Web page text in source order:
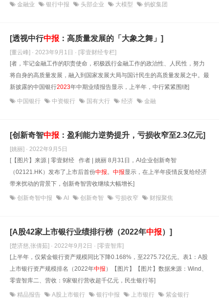
金融业 银行中报 头部企业 大模型 蚂蚁集团
[透视中行中报 ：高质量发展的「大象之舞」]
[董云峰] · 2023年9月1日 · [零壹财经专栏]
[者，牢记金融工作的职责使命，积极践行金融工作的政治性、人民性，努力
将自身的高质量发展，融入到国家发展大局与国计民生的高质量发展之中。最
新披露的中国银行2023年中期业绩报告显示，上半年，中行紧紧围绕]
中国银行 中资银行 国有大行 经济 金融
[创新奇智中报 ：盈利能力逆势提升，亏损收窄至2.3亿元]
[姚丽] · 2022年9月5日
[【图片】来源 | 零壹财经 作者 | 姚丽 8月31日，AI企业创新奇智
（02121.HK）发布了上市后首份中报。 中报显示，在上半年疫情反复给经济
带来扰动的背景下，创新奇智营收继续大幅增长]
创新奇智中报 AI 创新奇智 亏损收窄 财报聚焦
[A股42家上市银行业绩排行榜（2022年中报）]
[楚济慈,张倩茹] · 2022年9月2日 · [零壹智库]
[上半年，仅紫金银行资产规模同比下降0.168%，至2275.72亿元。表1：A股
上市银行资产规模排名（2022年中报 ）【图片】【图片】数据来源：Wind、
零壹智库二、营收：9家银行营收超千亿元，民生银行等]
精品报告 A股上市银行 银行中报 上市银行 紫金银行